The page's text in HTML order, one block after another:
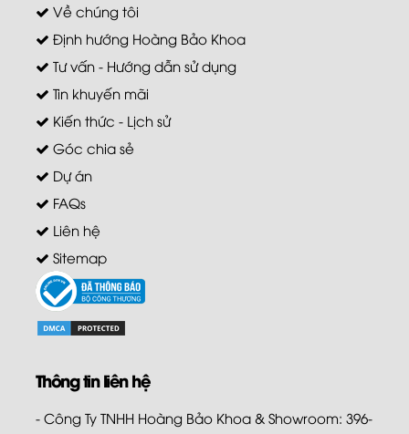
Về chúng tôi
Định hướng Hoàng Bảo Khoa
Tư vấn - Hướng dẫn sử dụng
Tin khuyến mãi
Kiến thức - Lịch sử
Góc chia sẻ
Dự án
FAQs
Liên hệ
Sitemap
Thông tin liên hệ
- Công Ty TNHH Hoàng Bảo Khoa & Showroom: 396-